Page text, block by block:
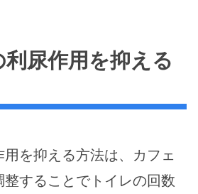
利尿作用を抑える
用を抑える方法は、カフェ
整することでトイレの回数